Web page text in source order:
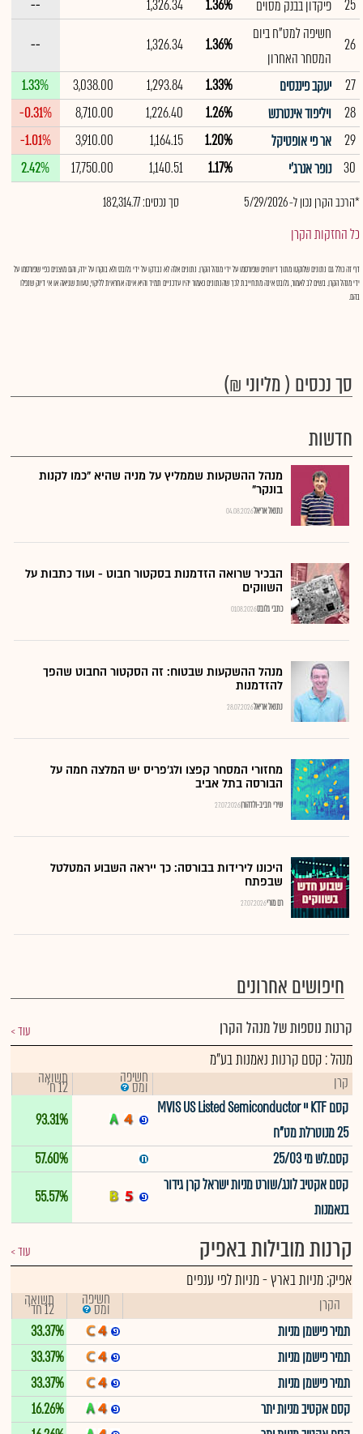
25
פיקדון בבנק מסוים 1.36%
1,326.34
--
26
חשיפה למט"ח ביום
המסחר האחרון
1.36%
1,326.34
--
27
יעקב פיננסים 1.33%
1,293.84
3,038.00
1.33%
28
ויליפוד אינטרנש 1.26%
1,226.40
8,710.00
-0.31%
29
אר פי אופטיקל 1.20%
1,164.15
3,910.00
-1.01%
30
נופר אנרג'י 1.17%
1,140.51
17,750.00
2.42%
*הרכב הקרן נכון ל- 5/29/2026 סך נכסים: 182,314.77
כל החזקות הקרן
דף זה כולל גם נתונים שלוקטו מתוך דיווחים שפורסמו על ידי מנהל הקרן. נתונים אלה לא נבדקו על ידי גלובס ולא בוקרו על ידה, והם מוצגים כפי שפורסמו על
ידי מנהל הקרן. בשים לב לאמור, גלובס אינה מתחייבת לכך שהנתונים כאמור יהיו עדכניים תמיד והיא אינה אחראית לליקוי, טעות שגיאה או אי דיוק שנפלו
בהם.
סך נכסים ( מליוני ₪)
חדשות
מנהל ההשקעות שממליץ על מניה שהיא "כמו לקנות
בונקר"
04.08.2026נתנאל אריאל
הבכיר שרואה הזדמנות בסקטור חבוט - ועוד כתבות על
השווקים
01.08.2026כתבי גלובס
מנהל ההשקעות שבטוח: זה הסקטור החבוט שהפך
להזדמנות
28.07.2026נתנאל אריאל
מחזורי המסחר קפצו ולג'פריס יש המלצה חמה על
הבורסה בתל אביב
27.07.2026שירי חביב-ולדהורן
היכונו לירידות בבורסה: כך ייראה השבוע המטלטל
שבפתח
27.07.2026רם מורי
חיפושים אחרונים
קרנות נוספות של מנהל הקרן עוד
מנהל : קסם קרנות נאמנות בע"מ
קרן חשיפה
ומס תשואה
12 ח'
קסם KTF יי MVIS US Listed Semiconductor
25 מנוטרלת מט"ח
93.31%
קסם.לש מי 25/03
57.60%
קסם אקטיב לונג/שורט מניות ישראל קרן גידור
בנאמנות
55.57%
קרנות מובילות באפיק עוד
אפיק:מניות בארץ-מניות לפי ענפים
הקרן חשיפה
ומס תשואה
12 חד'
תמיר פישמן מניות
33.37%
תמיר פישמן מניות
33.37%
תמיר פישמן מניות
33.37%
קסם אקטיב מניות יתר
16.26%